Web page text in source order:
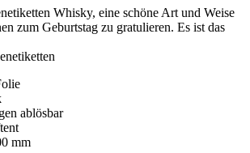
Whisky, eine schöne Art und Weise
zum Geburtstag zu gratulieren. Es ist das
ablösbar
mm